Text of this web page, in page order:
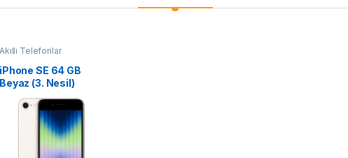
Telefonlar
SE 64 GB
(3. Nesil)